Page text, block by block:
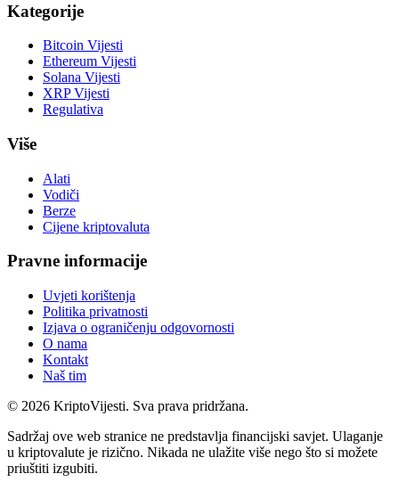
Kategorije
Bitcoin Vijesti
Ethereum Vijesti
Solana Vijesti
XRP Vijesti
Regulativa
Više
Alati
Vodiči
Berze
Cijene kriptovaluta
Pravne informacije
Uvjeti korištenja
Politika privatnosti
Izjava o ograničenju odgovornosti
O nama
Kontakt
Naš tim
© 2026 KriptoVijesti. Sva prava pridržana.
Sadržaj ove web stranice ne predstavlja financijski savjet. Ulaganje
u kriptovalute je rizično. Nikada ne ulažite više nego što si možete
priuštiti izgubiti.